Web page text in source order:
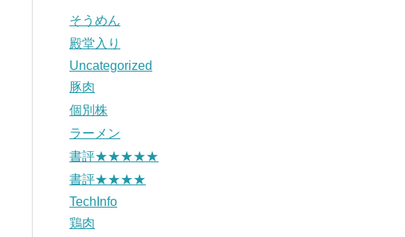
そうめん
殿堂入り
Uncategorized
豚肉
個別株
ラーメン
書評★★★★★
書評★★★★
TechInfo
鶏肉